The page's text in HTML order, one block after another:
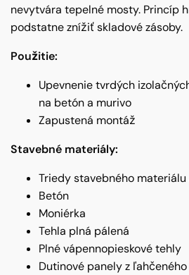
nevytvára tepelné mosty. Princíp
podstatne znížiť skladové zásoby.
Použitie:
Upevnenie tvrdých
na betón a murivo
Zapustená montáž
Stavebné materiály:
Triedy stavebného materiálu
Betón
Moniérka
Tehla plná pálená
Plné vápennopieskové tehly
Dutinové panely z